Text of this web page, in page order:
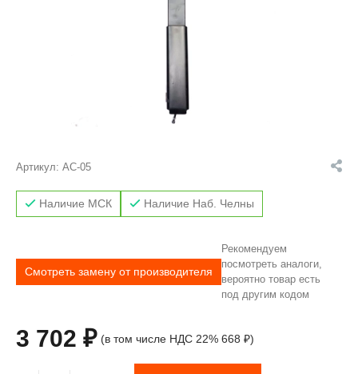
Артикул: AC-05
Наличие МСК Наличие Наб. Челны
Смотреть замену от производителя
Рекомендуем
посмотреть аналоги,
вероятно товар есть
под другим кодом
3 702 ₽ (в том числе НДС 22% 668 ₽)